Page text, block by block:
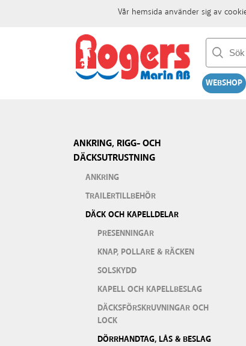
WEBSHOP
ANKRING, RIGG- OCH
DÄCKSUTRUSTNING
ANKRING
TRAILERTILLBEHÖR
DÄCK OCH KAPELLDELAR
PRESENNINGAR
KNAP, POLLARE & RÄCKEN
SOLSKYDD
KAPELL OCH KAPELLBESLAG
DÄCKSFÖRSKRUVNINGAR OCH
LOCK
DÖRRHANDTAG, LÅS & BESLAG
Vår hemsida använder sig av